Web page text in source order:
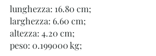
lunghezza: 16.80 cm;
larghezza: 6.60 cm;
altezza: 4.20 cm;
peso: 0.199000kg;